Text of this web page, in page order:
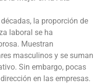
la proporción de
laboral se ha
Muestran
masculinos y se suman
Sin embargo, pocas
en las empresas.